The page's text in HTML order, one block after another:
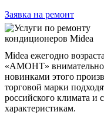
Заявка на ремонт
Midea ежегодно
«АМОНТ» внимательно
новинками этого
торговой марки
российского климата и
характеристикам.